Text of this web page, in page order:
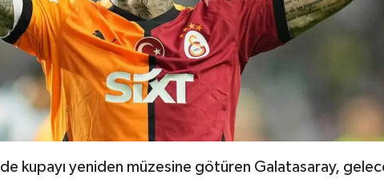
kupayı yeniden müzesine götüren Galatasaray,